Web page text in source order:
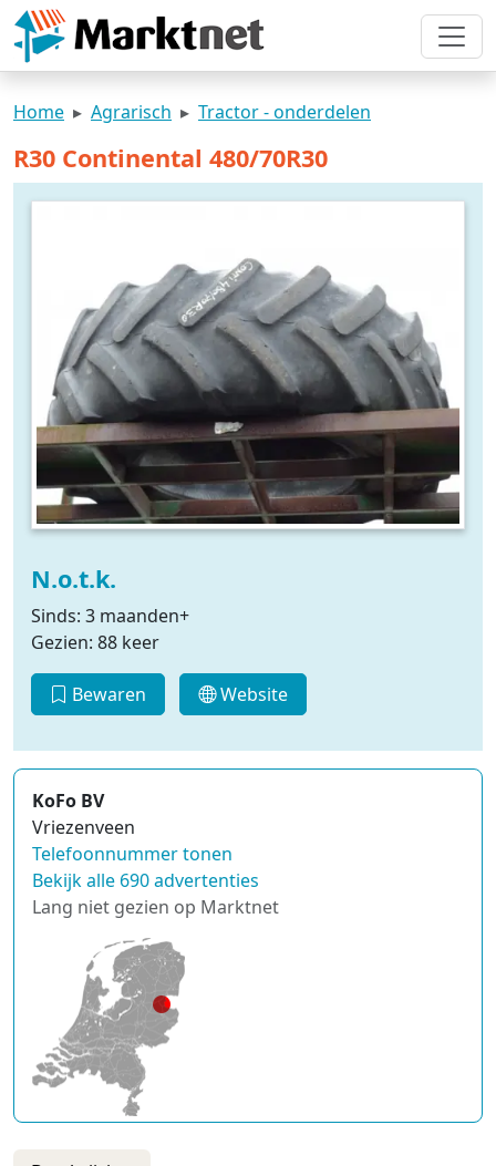
Home Agrarisch Tractor - onderdelen
R30 Continental 480/70R30
N.o.t.k.
Sinds: 3 maanden+
Gezien: 88 keer
Bewaren Website
KoFo BV
Vriezenveen
Telefoonnummer tonen
Bekijk alle 690 advertenties
Lang niet gezien op Marktnet